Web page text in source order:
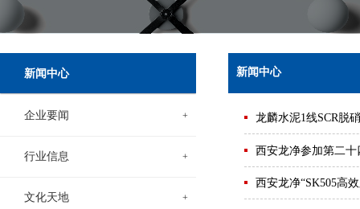
新闻中心
企业要闻 +
行业信息 +
文化天地 +
新闻中心
龙麟水泥1线SCR脱
西安龙净参加第二
西安龙净“SK505高